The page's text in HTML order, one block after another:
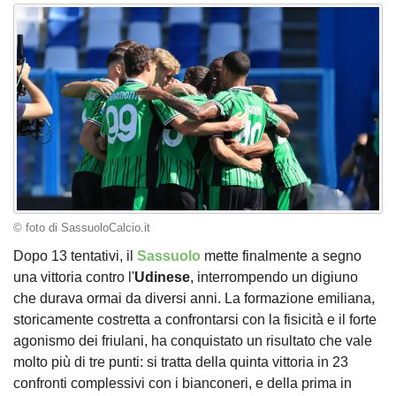
© foto di SassuoloCalcio.it
Dopo 13 tentativi, il Sassuolo mette finalmente a segno
una vittoria contro l'Udinese, interrompendo un digiuno
che durava ormai da diversi anni. La formazione emiliana,
storicamente costretta a confrontarsi con la fisicità e il forte
agonismo dei friulani, ha conquistato un risultato che vale
molto più di tre punti: si tratta della quinta vittoria in 23
confronti complessivi con i bianconeri, e della prima in